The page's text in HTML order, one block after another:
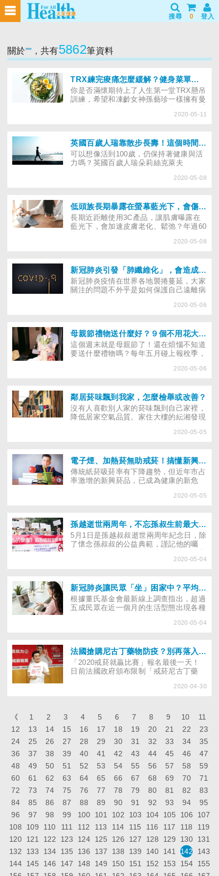
搜尋 0 登入
關於"" ，共有5862筆資料
TRX練完痠痛怎麼緩解？健身菜單這樣吃，增肌減脂效果加乘！
你是否滿懷期待上了人生第一堂TRX懸吊
訓練，希望和凍齡女神孫藝珍一樣擁有曼
拿東西、上下樓梯都很困難和疼痛，分不
TRX訓練前後又該補充什麼營養？
2020-05-11
英國百歲人瑞靠散步長壽！這個時間散步，健康效果更加乘
可以想像活到100歲，仍保持著健康與活
力嗎？英國百歲人瑞朵莉絲克萊夫
得好，「散步」也是重要的一環！也許你
增加身體的活動量，就可以促進健康！也
就是說，不一定要讓自己累垮，只要是健
走、太極拳、跳舞、游泳及騎腳踏車等中
強度運動，都可以達到強化骨骼、提升心
2020-05-08
低頭族長期暴露在螢幕藍光下，會傷皮膚嗎？
長期近距離使用3C產品，讓肌膚曝露在
藍光下，會加速皮膚老化、鬆弛？年過60
明顯……，自從學會使用平板電腦後，睡
色素沉澱，擔心是不是因為長期使用3C
產品，而加速了肌膚老化？
2020-05-08
新冠肺炎引發「肺纖維化」，會造成終生呼吸困難？
新冠肺炎疫情在世界各地襲捲蔓延，大家
關注的問題不外乎是如何保護自己遠離病
肺纖維化，終生呼吸困難？」本刊專訪振
2020-05-06
母親節禮物送什麼好？９個不用花大錢就能送進心坎裡的禮物
這個週末就是母親節了！還在煩惱不知道
要送什麼禮物嗎？每年五月碰上報稅季，
小資族精心挑選熱門母親節禮物，有的甚
2020-05-06
鄰居菸味飄到我家，怎麼檢舉或改善？
沒有人喜歡別人家的菸味飄到自己家裡，
降低居家空氣品質。家住大樓的紜湘發現
線飄到自己家裡，危害家人健康。與鄰居
室內空氣品質？
2020-05-05
電子煙、加熱菸無助戒菸！搞懂新興菸品真面目
傳統紙菸吸菸率有下降趨勢，但近年市占
率激增的新興菸品，已成為健康的新危
現，截至2020年2月18日，電子煙已造成
還有糖果、薄荷、珍奶味的新興菸品，是
「包著糖衣的毒藥」，有高劑量的尼古
丁，更容易成癮，會傷害腦部發育、無法
戒菸，還有爆炸與致癌等風險……
2020-05-05
孫越逝世兩周年，不忘孫叔生前最大期望：拒菸，莫讓下一代成為新癮害世代！
5月1日是孫越叔叔逝世兩周年紀念日，除
了懷念孫叔叔的公益典範，謹記他的囑
氏基金會持續推動能幫助最多人的《菸害
2020-05-04
新冠肺炎讓民眾「坐」困家中？平均每10人就有1人每日坐超過12小時
根據董氏基金會最新線上調查指出，超過
五成民眾在近一個月的生活型態出現各種
時，70.5％的民眾生活型態總是經常以
自己的「身體活動量」與疫情前相較少很
多。
2020-05-04
法國搶購尼古丁藥物防疫？別再落入菸商陷阱！快把握最後一天報名「2020戒菸就贏」抽30萬獎金
「2020戒菸就贏比賽」報名最後一天！
日前法國政府頒布限制「戒菸尼古丁藥
竟是一項還未經學術界審查的研究指出，
杜蘭大學名譽教授陳紫郎提醒，醫學已經
群，千萬不要誤以為吸菸或不吸菸者使用
尼古丁藥物可以防疫！台大及榮總多位醫
師提醒，戒菸才能防疫！董氏基金會表
示，5月1日是推動台灣菸害防制34年的
孫越叔叔逝世兩周年，恰逢新冠肺炎疫
情，更要提醒大家，戒菸抗疫趁現在，戒
2020-04-30
《 1 2 3 4 5 6 7 8 9 10
11
12
13 14 15 16 17 18 19 20 21 22
23
24
25 26 27 28 29 30 31 32 33 34
35
36
37 38 39 40 41 42 43 44 45 46
47
48
49 50 51 52 53 54 55 56 57 58
59
60
61 62 63 64 65 66 67 68 69 70
71
72
73 74 75 76 77 78 79 80 81 82
83
84
85 86 87 88 89 90 91 92 93 94
95
96
97 98 99 100 101 102 103 104 105 106
107
108
109 110 111 112 113 114 115 116 117 118
119
120
121 122 123 124 125 126 127 128 129 130
131
132
133 134 135 136 137 138 139 140 141 142
143
144
145 146 147 148 149 150 151 152 153 154
155